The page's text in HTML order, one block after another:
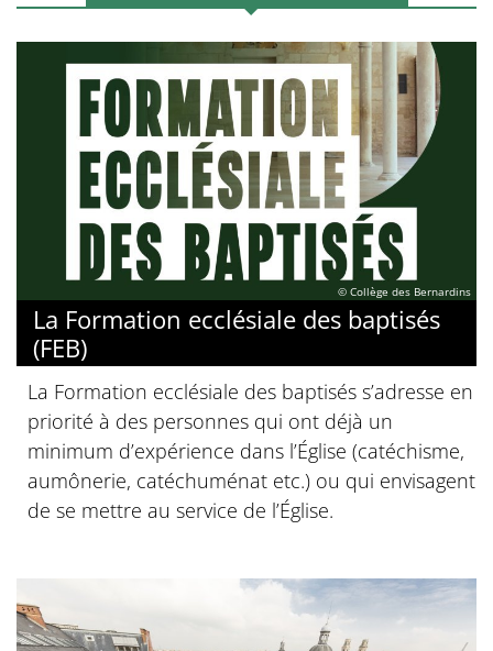
© Collège des Bernardins
La Formation ecclésiale des baptisés
(FEB)
La Formation ecclésiale des baptisés s’adresse en
priorité à des personnes qui ont déjà un
minimum d’expérience dans l’Église (catéchisme,
aumônerie, catéchuménat etc.) ou qui envisagent
de se mettre au service de l’Église.